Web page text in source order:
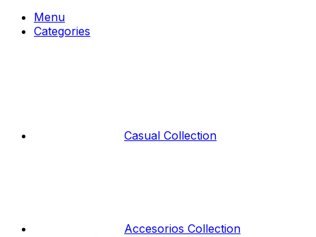
Menu
Categories
Casual Collection
Accesorios Collection